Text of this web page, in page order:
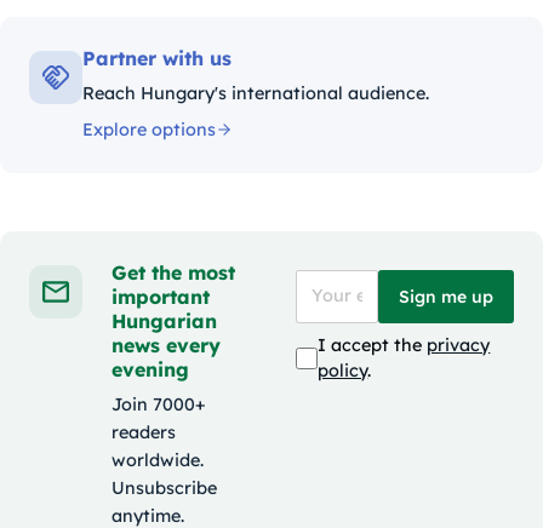
Partner with us
Reach Hungary's international audience.
Explore options
Get the most
important
Hungarian
news every
evening
Join 7000+
readers
worldwide.
Unsubscribe
anytime.
Sign me up
I accept the privacy
policy.